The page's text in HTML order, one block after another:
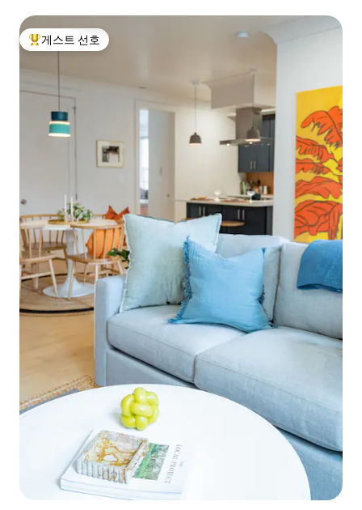
상위 게스트 선호
게스트 선호